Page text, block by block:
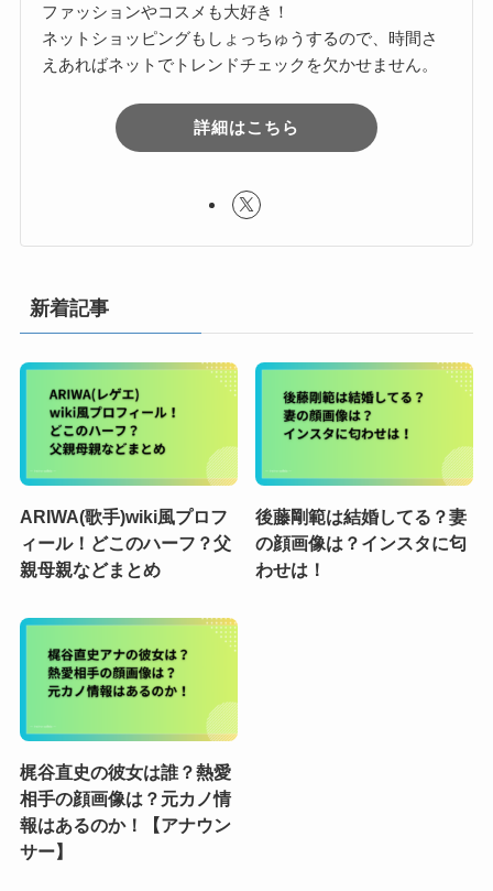
ファッションやコスメも大好き！
ネットショッピングもしょっちゅうするので、時間さ
えあればネットでトレンドチェックを欠かせません。
詳細はこちら
新着記事
ARIWA(歌手)wiki風プロフ
ィール！どこのハーフ？父
親母親などまとめ
後藤剛範は結婚してる？妻
の顔画像は？インスタに匂
わせは！
梶谷直史の彼女は誰？熱愛
相手の顔画像は？元カノ情
報はあるのか！【アナウン
サー】